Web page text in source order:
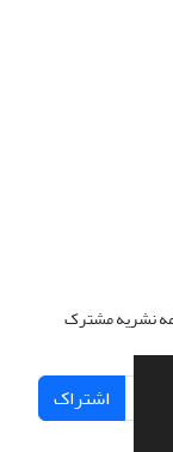
نشریه مشترک
اشتراک